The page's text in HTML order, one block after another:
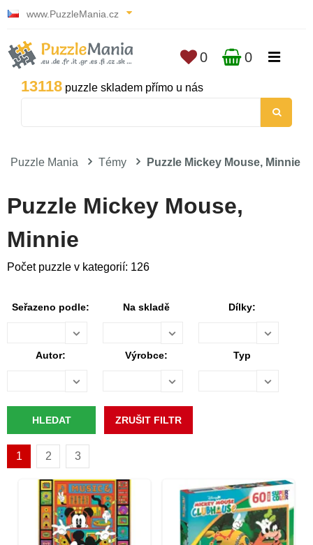
www.PuzzleMania.cz
13118 puzzle skladem přímo u nás
0 0
Puzzle Mania Témy Puzzle Mickey Mouse, Minnie
Puzzle Mickey Mouse,
Minnie
Počet puzzle v kategorií: 126
Seřazeno podle: Na skladě Dílky:
Autor: Výrobce: Typ
1 2 3